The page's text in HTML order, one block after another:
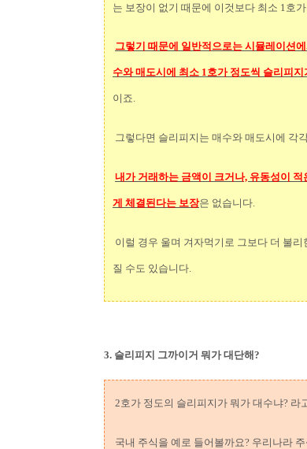
는 보장이 없기 때문에 이것보다 최소 1호
그렇기 때문에 일반적으로는 시뮬레이션
수와 매도시에 최소 1호가 정도씩 슬리피
이죠.
그렇다면 슬리피지는 매수와 매도시에 각
내가 거래하는 금액이 크거나, 유동성이
게 체결된다는 보장은 없습니다.
이럴 경우 울며 겨자먹기로 그보다 더 불
질 수도 있습니다.
3. 슬리피지 그까이거 뭐가 대단해?
2호가 정도의 슬리피지가 뭐가 대수냐? 라
국내 주식을 예로 들어볼까요? 우리나라